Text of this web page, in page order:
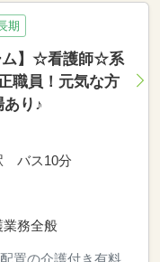
期
ム】☆看護師☆系
職員！元気な方
り♪
バス10分
務全般